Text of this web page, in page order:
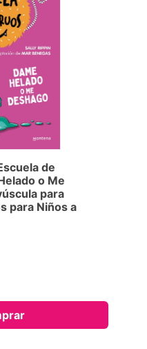
de
o Me
para
para Niños a